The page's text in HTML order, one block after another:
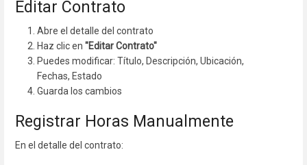
Editar Contrato
Abre el detalle del contrato
Haz clic en "Editar Contrato"
Puedes modificar: Título, Descripción, Ubicación,
Fechas, Estado
Guarda los cambios
Registrar Horas Manualmente
En el detalle del contrato: